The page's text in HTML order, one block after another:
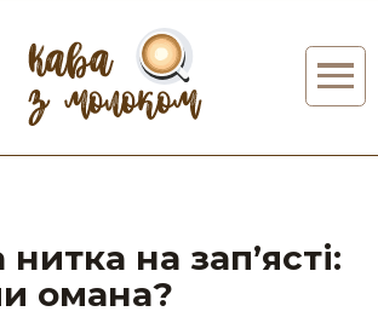
на зап’ясті:
омана?